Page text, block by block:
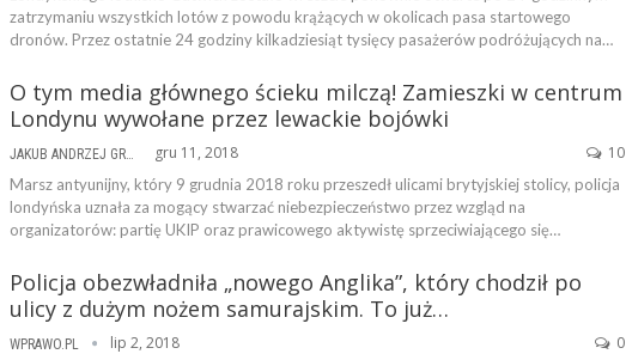
zatrzymaniu wszystkich lotów z powodu krążących w okolicach pasa startowego
dronów. Przez ostatnie 24 godziny kilkadziesiąt tysięcy pasażerów podróżujących na…
O tym media głównego ścieku milczą! Zamieszki w centrum
Londynu wywołane przez lewackie bojówki
JAKUB ANDRZEJ GRYGOWSKI gru 11, 2018 10
Marsz antyunijny, który 9 grudnia 2018 roku przeszedł ulicami brytyjskiej stolicy, policja
londyńska uznała za mogący stwarzać niebezpieczeństwo przez wzgląd na
organizatorów: partię UKIP oraz prawicowego aktywistę sprzeciwiającego się…
Policja obezwładniła „nowego Anglika”, który chodził po
ulicy z dużym nożem samurajskim. To już…
WPRAWO.PL lip 2, 2018 0